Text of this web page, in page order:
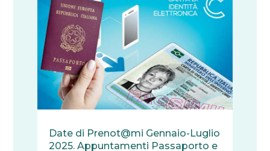
Date di Prenot@mi Gennaio-Luglio
2025. Appuntamenti Passaporto e